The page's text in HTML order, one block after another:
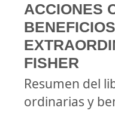
ACCIONES
BENEFICIOS
FISHER
Resumen del
ordinarias y